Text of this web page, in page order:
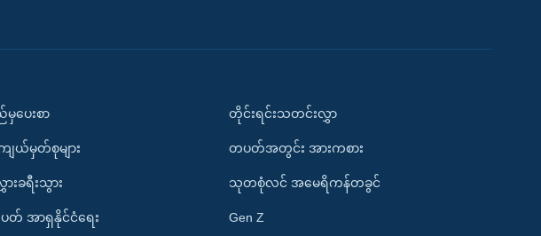
မှပေးစာ
ျယ်မှတ်စုများ
းခရီးသွား
တ် အာရှနိုင်ငံရေး
တိုင်းရင်းသတင်းလွှာ
တပတ်အတွင်း အားကစား
သုတစုံလင် အမေရိကန်တခွင်
Gen Z